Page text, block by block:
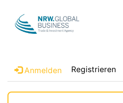
Anmelden Registrieren